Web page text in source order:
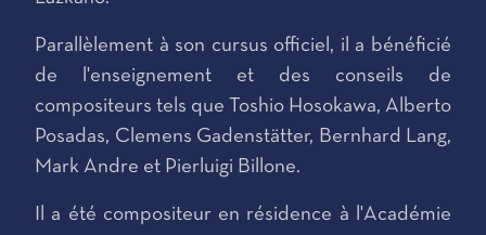
Parallèlement à son cursus officiel, il a bénéficié
de l'enseignement et des conseils de
compositeurs tels que Toshio Hosokawa, Alberto
Posadas, Clemens Gadenstätter, Bernhard Lang,
Mark Andre et Pierluigi Billone.
Il a été compositeur en résidence à l'Académie